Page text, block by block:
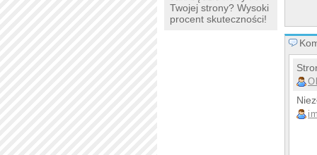
Twojej strony? Wysoki
procent skuteczności!